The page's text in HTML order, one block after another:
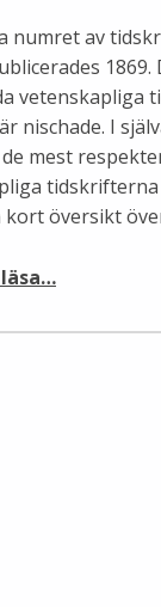
numret av
1869.
vetenskapliga
nischade. I
mest
tidskrifterna
kort översikt
…